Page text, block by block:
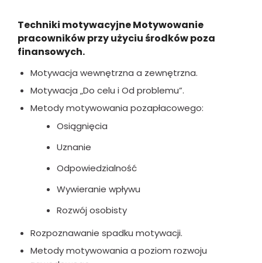
Techniki motywacyjne Motywowanie
pracowników przy użyciu środków poza
finansowych.
Motywacja wewnętrzna a zewnętrzna.
Motywacja „Do celu i Od problemu”.
Metody motywowania pozapłacowego:
Osiągnięcia
Uznanie
Odpowiedzialność
Wywieranie wpływu
Rozwój osobisty
Rozpoznawanie spadku motywacji.
Metody motywowania a poziom rozwoju